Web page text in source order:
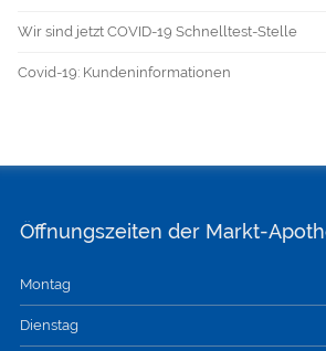
Wir sind jetzt COVID-19 Schnelltest-Stelle
Covid-19: Kundeninformationen
Öffnungszeiten der Markt-
Montag
Dienstag